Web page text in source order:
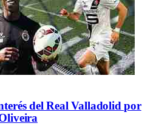
del Real Valladolid por